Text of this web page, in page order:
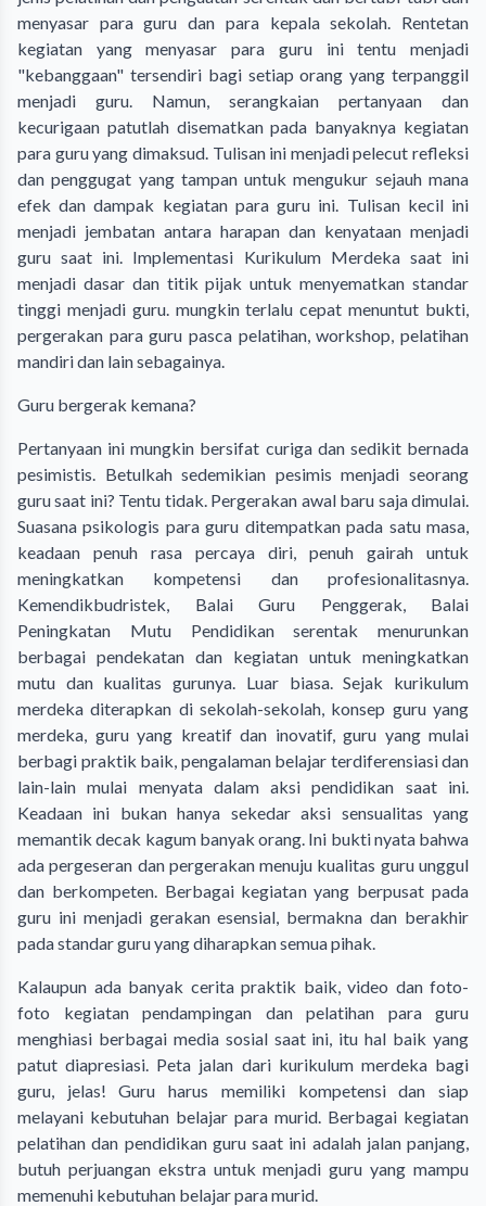
menyasar para guru dan para kepala sekolah. Rentetan
kegiatan yang menyasar para guru ini tentu menjadi
"kebanggaan" tersendiri bagi setiap orang yang terpanggil
menjadi guru. Namun, serangkaian pertanyaan dan
kecurigaan patutlah disematkan pada banyaknya kegiatan
para guru yang dimaksud. Tulisan ini menjadi pelecut refleksi
dan penggugat yang tampan untuk mengukur sejauh mana
efek dan dampak kegiatan para guru ini. Tulisan kecil ini
menjadi jembatan antara harapan dan kenyataan menjadi
guru saat ini. Implementasi Kurikulum Merdeka saat ini
menjadi dasar dan titik pijak untuk menyematkan standar
tinggi menjadi guru. mungkin terlalu cepat menuntut bukti,
pergerakan para guru pasca pelatihan, workshop, pelatihan
mandiri dan lain sebagainya.
Guru bergerak kemana?
Pertanyaan ini mungkin bersifat curiga dan sedikit bernada
pesimistis. Betulkah sedemikian pesimis menjadi seorang
guru saat ini? Tentu tidak. Pergerakan awal baru saja dimulai.
Suasana psikologis para guru ditempatkan pada satu masa,
keadaan penuh rasa percaya diri, penuh gairah untuk
meningkatkan kompetensi dan profesionalitasnya.
Kemendikbudristek, Balai Guru Penggerak, Balai
Peningkatan Mutu Pendidikan serentak menurunkan
berbagai pendekatan dan kegiatan untuk meningkatkan
mutu dan kualitas gurunya. Luar biasa. Sejak kurikulum
merdeka diterapkan di sekolah-sekolah, konsep guru yang
merdeka, guru yang kreatif dan inovatif, guru yang mulai
berbagi praktik baik, pengalaman belajar terdiferensiasi dan
lain-lain mulai menyata dalam aksi pendidikan saat ini.
Keadaan ini bukan hanya sekedar aksi sensualitas yang
memantik decak kagum banyak orang. Ini bukti nyata bahwa
ada pergeseran dan pergerakan menuju kualitas guru unggul
dan berkompeten. Berbagai kegiatan yang berpusat pada
guru ini menjadi gerakan esensial, bermakna dan berakhir
pada standar guru yang diharapkan semua pihak.
Kalaupun ada banyak cerita praktik baik, video dan foto-
foto kegiatan pendampingan dan pelatihan para guru
menghiasi berbagai media sosial saat ini, itu hal baik yang
patut diapresiasi. Peta jalan dari kurikulum merdeka bagi
guru, jelas! Guru harus memiliki kompetensi dan siap
melayani kebutuhan belajar para murid. Berbagai kegiatan
pelatihan dan pendidikan guru saat ini adalah jalan panjang,
butuh perjuangan ekstra untuk menjadi guru yang mampu
memenuhi kebutuhan belajar para murid.